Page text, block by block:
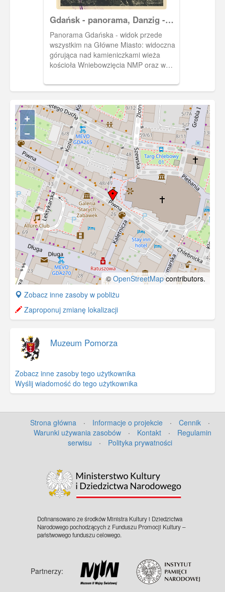
wyposażenie uległo w dużej mierze
zniszczeniu lub rozproszeniu w czasie II
wojny światowej. Dotyczy to również
ambony, która widoczna jest na zdjęciu.
Jej miejsce po II wojnie zajęła ambona
z kościoła św. Jana.
Gdańsk - panorama, Danzig -
Gesamtansicht
Panorama Gdańska - widok przede
wszystkim na Główne Miasto: widoczna
górująca nad kamieniczkami wieża
kościoła Wniebowzięcia NMP oraz w
Miasta Gdańska.
+
−
© OpenStreetMapcontributors.
+
−
Zobacz inne zasoby w pobliżu
Zaproponuj zmianę lokalizacji
Muzeum Pomorza
Zobacz inne zasoby tego użytkownika
Wyślij wiadomość do tego użytkownika
Strona główna · Informacje o projekcie · Cennik
·
Warunki używania zasobów
· Kontakt ·
Regulamin
serwisu
· Polityka prywatności
Dofinansowano ze środków Ministra Kultury i Dziedzictwa
Narodowego pochodzących z Funduszu Promocji Kultury –
państwowego funduszu celowego.
Partnerzy: